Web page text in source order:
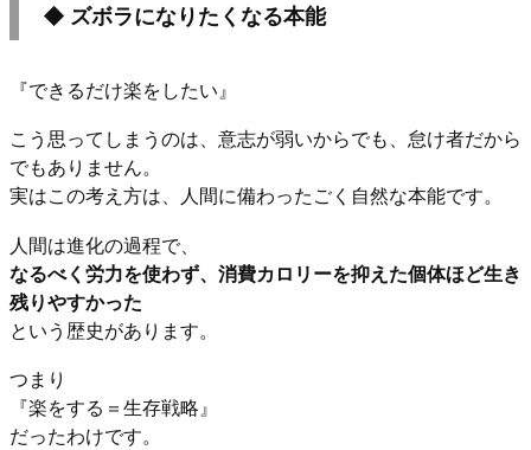
◆ ズボラになりたくなる本能
『できるだけ楽をしたい』
こう思ってしまうのは、意志が弱いからでも、怠け者だから
でもありません。
実はこの考え方は、人間に備わったごく自然な本能です。
人間は進化の過程で、
なるべく労力を使わず、消費カロリーを抑えた個体ほど生き
残りやすかった
という歴史があります。
つまり
『楽をする＝生存戦略』
だったわけです。